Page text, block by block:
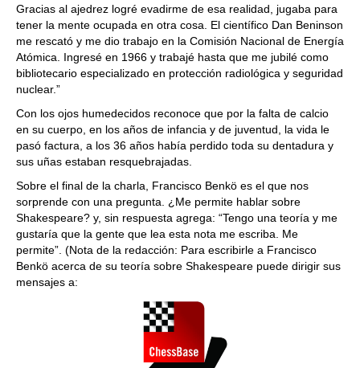
Gracias al ajedrez logré evadirme de esa realidad, jugaba para
tener la mente ocupada en otra cosa. El científico Dan Beninson
me rescató y me dio trabajo en la Comisión Nacional de Energía
Atómica. Ingresé en 1966 y trabajé hasta que me jubilé como
bibliotecario especializado en protección radiológica y seguridad
nuclear.”
Con los ojos humedecidos reconoce que por la falta de calcio
en su cuerpo, en los años de infancia y de juventud, la vida le
pasó factura, a los 36 años había perdido toda su dentadura y
sus uñas estaban resquebrajadas.
Sobre el final de la charla, Francisco Benkö es el que nos
sorprende con una pregunta. ¿Me permite hablar sobre
Shakespeare? y, sin respuesta agrega: “Tengo una teoría y me
gustaría que la gente que lea esta nota me escriba. Me
permite”. (Nota de la redacción: Para escribirle a Francisco
Benkö acerca de su teoría sobre Shakespeare puede dirigir sus
mensajes a: